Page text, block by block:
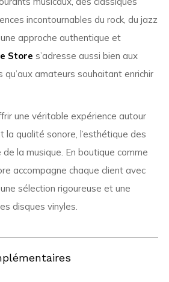
incontournables du rock, du jazz
approche authentique et
Store s’adresse aussi bien aux
qu’aux amateurs souhaitant enrichir
une véritable expérience autour
la qualité sonore, l’esthétique des
la musique. En boutique comme
accompagne chaque client avec
sélection rigoureuse et une
disques vinyles.